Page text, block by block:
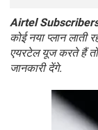
Airtel
कोई नया प्लान
एयरटेल यूज करते हैं
जानकारी देंगे.